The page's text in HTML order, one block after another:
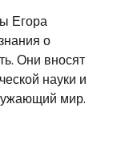
Егора
о
Они вносят
науки и
мир.